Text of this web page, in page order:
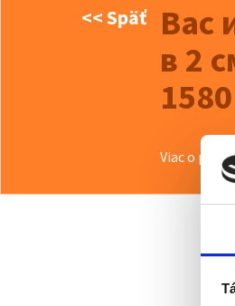
<< Späť
Вас
в 2
Viac o